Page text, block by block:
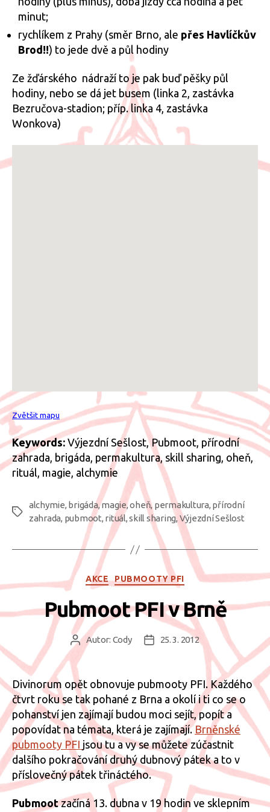
minut;
rychlíkem z Prahy (směr Brno, ale přes Havlíčkův
Brod!!) to jede dvě a půl hodiny
Ze žďárského nádraží to je pak buď pěšky půl
hodiny, nebo se dá jet busem (linka 2, zastávka
Bezručova-stadion; příp. linka 4, zastávka
Wonkova)
Zvětšit mapu
Keywords: Výjezdní Sešlost, Pubmoot, přírodní
zahrada, brigáda, permakultura, skill sharing, oheň,
rituál, magie, alchymie
Štítky
alchymie, brigáda,magie,oheň, permakultura, přírodní
zahrada, pubmoot, rituál,skill sharing, Výjezdní Sešlost
Rubriky
AKCE PUBMOOTY PFI
Pubmoot PFI v Brně
Autor
příspěvku
Autor: Cody
Datum25. 3. 2012
Divinorum opět obnovuje pubmooty PFI. Každého
čtvrt roku se tak pohané z Brna a okolí i ti co se o
pohanství jen zajímají budou moci sejít, popít a
popovídat na témata, která je zajímají.Brněnské
pubmooty PFI jsou tu a vy se můžete zúčastnit
dalšího pokračování druhý dubnový pátek a to v
příslovečný pátek třináctého.
Pubmootzačíná 13. dubna v 19 hodin ve sklepním